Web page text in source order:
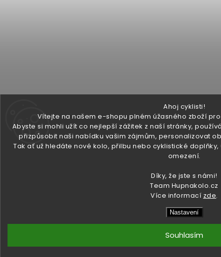
Ahoj cyklisti!
Vítejte na našem e-shopu plném úžasného zboží
Abyste si mohli užít co nejlepší zážitek z naší stránky,
přizpůsobit naši nabídku vašim zájmům, personalizovat
Tak ať už hledáte nové kolo, přilbu nebo cyklistické
omezení.
Díky, že jste s námi!
Team Hupnakolo.cz
Více informací zde.
Nastavení
Souhlasím